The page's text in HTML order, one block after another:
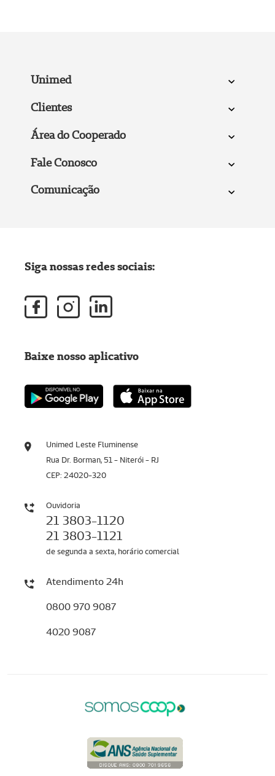
Unimed
Clientes
Área do Cooperado
Fale Conosco
Comunicação
Unimed Leste Fluminense
Rua Dr. Borman, 51 - Niterói - RJ
CEP: 24020-320
Ouvidoria
21 3803-1120
21 3803-1121
de segunda a sexta, horário comercial
Atendimento 24h
0800 970 9087
4020 9087
Siga nossas redes sociais:
Baixe nosso aplicativo